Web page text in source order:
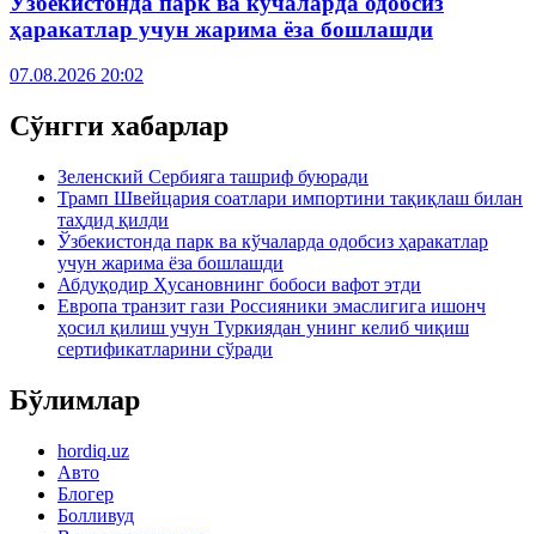
ҳаракатлар учун жарима ёза бошлашди
07.08.2026 20:02
Сўнгги хабарлар
Зеленский Сербияга ташриф буюради
Трамп Швейцария соатлари импортини тақиқлаш билан
таҳдид қилди
Ўзбекистонда парк ва кўчаларда одобсиз ҳаракатлар
учун жарима ёза бошлашди
Абдуқодир Ҳусановнинг бобоси вафот этди
Европа транзит гази Россияники эмаслигига ишонч
ҳосил қилиш учун Туркиядан унинг келиб чиқиш
сертификатларини сўради
Бўлимлар
hordiq.uz
Авто
Блогер
Болливуд